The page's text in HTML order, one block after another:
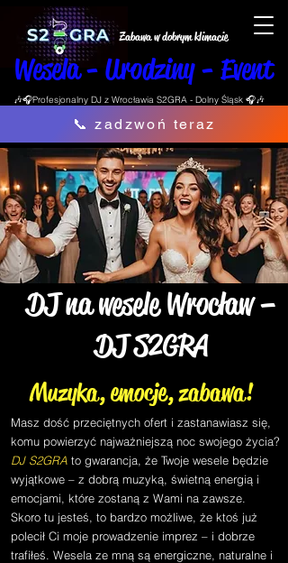
Zabawa w dobrym klimacie
Wesela - Urodziny - Event
🎶🎧Profesjonalny DJ z Wrocławia S2GRA - Dolny Śląsk 🎧🎶
📞 zadzwoń teraz
DJ na wesele Wrocław –
DJ S2GRA
Muzyka, emocje, zabawa!
Masz dość przeciętnych ofert i zastanawiasz się,
komu powierzyć najważniejszą noc swojego życia?
DJ S2GRA to gwarancja, że Twoje wesele będzie
wyjątkowe – z dobrą muzyką, świetną energią i
emocjami, które zostaną z Wami na zawsze.
Skoro tu jesteś, to bardzo możliwe, że ktoś już
polecił Ci moje prowadzenie imprez – i dobrze
trafiłeś. Wesela ze mną są energiczne, naturalne i